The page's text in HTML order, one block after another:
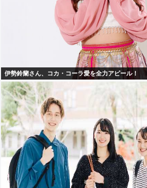
伊勢鈴蘭さん、コカ・コーラ愛を全力アピール！